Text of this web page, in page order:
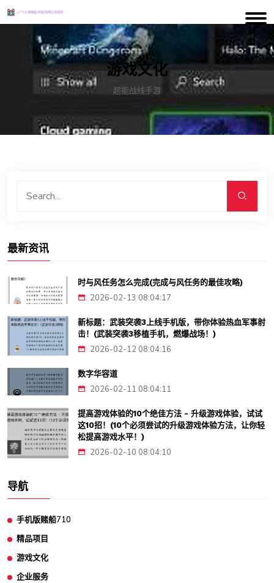
游戏文化
超能战线手游
最新资讯
时与风任务怎么完成(完成与风任务的最佳攻略)
2026-02-13 08:04:17
新标题：武装突袭3上线手机版，带你体验热血军事射
击！(武装突袭3移植手机，燃爆战场！)
2026-02-12 08:04:16
数字华容道
2026-02-11 08:04:11
提高游戏体验的10个绝佳方法 - 升级游戏体验，试试
这10招！(10个必须尝试的升级游戏体验方法，让你轻
松提高游戏水平！)
2026-02-10 08:04:10
导航
手机版赌船710
精品项目
游戏文化
企业服务